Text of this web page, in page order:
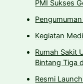
PMI Sukses
Kegiatan
Rumah Sakit
Bintang Tiga
Resmi